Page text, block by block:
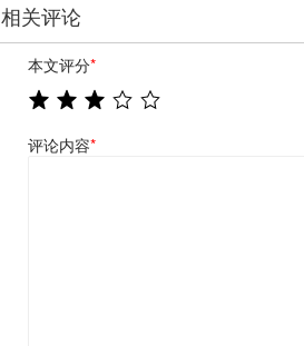
相关评论
本文评分*
评论内容*